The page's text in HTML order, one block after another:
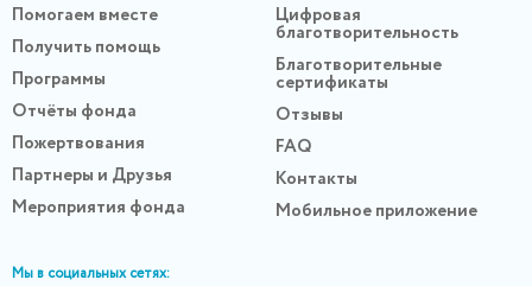
Помогаем вместе
Получить помощь
Программы
Отчёты фонда
Пожертвования
Партнеры и Друзья
Мероприятия фонда
Цифровая
благотворительность
Благотворительные
сертификаты
Отзывы
FAQ
Контакты
Мобильное приложение
Мы в социальных сетях: